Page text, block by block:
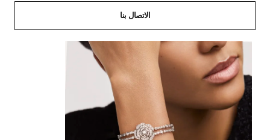
الاتصال بنا